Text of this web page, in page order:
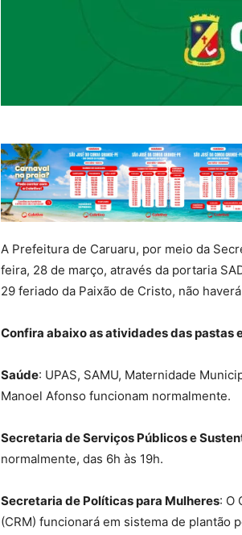
A Prefeitura de Caruaru, por meio da
feira, 28 de março, através da portaria
29 feriado da Paixão de Cristo, não
Confira abaixo as atividades das pastas
Saúde: UPAS, SAMU, Maternidade
Manoel Afonso funcionam normalmente.
Secretaria de Serviços Públicos e
normalmente, das 6h às 19h.
Secretaria de Políticas para Mulheres: O
(CRM) funcionará em sistema de plantão